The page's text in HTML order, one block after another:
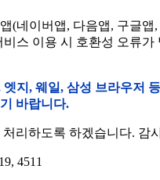
(네이버앱, 다음앱, 구글앱
스 이용 시 호환성 오류가
지, 웨일, 삼성 브라우저
바랍니다.
리하도록 하겠습니다. 감
4511